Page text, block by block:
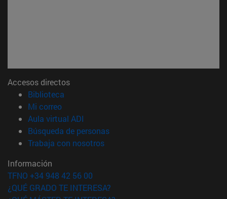
Accesos directos
Biblioteca
Mi correo(abre en nueva ventana)
Aula virtual ADI
Búsqueda de personas(abre en nueva ventana)
Trabaja con nosotros(abre en nueva ventana)
Información
TFNO +34 948 42 56 00
¿QUÉ GRADO TE INTERESA?